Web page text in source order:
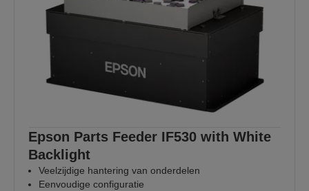
Epson Parts Feeder IF530 with White
Backlight
Veelzijdige hantering van onderdelen
Eenvoudige configuratie